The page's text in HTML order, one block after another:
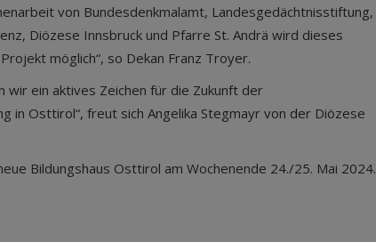
von Bundesdenkmalamt, Landesgedächtnisstiftung,
Diözese Innsbruck und Pfarre St. Andrä wird dieses
möglich“, so Dekan Franz Troyer.
wir ein aktives Zeichen für die Zukunft der
in Osttirol“, freut sich Angelika Stegmayr von der Diözese
Bildungshaus Osttirol am Wochenende 24./25. Mai 2024.